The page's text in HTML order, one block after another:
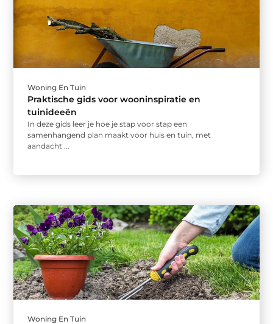
Woning En Tuin
Praktische gids voor wooninspiratie en
tuinideeën
In deze gids leer je hoe je stap voor stap een
samenhangend plan maakt voor huis en tuin, met
aandacht ...
Woning En Tuin